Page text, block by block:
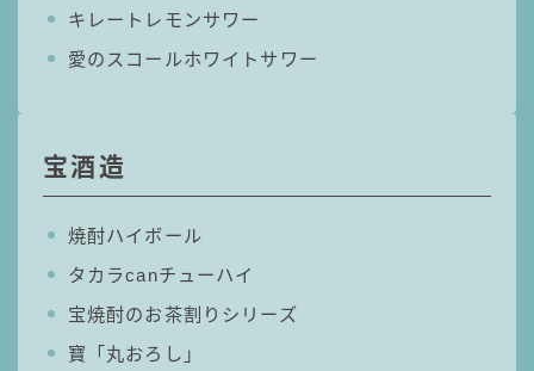
キレートレモンサワー
愛のスコールホワイトサワー
宝酒造
焼酎ハイボール
タカラcanチューハイ
宝焼酎のお茶割りシリーズ
寶「丸おろし」